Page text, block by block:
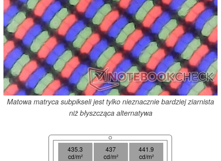
Matowa matryca subpikseli jest tylko nieznacznie bardziej ziarnista
niż błyszcząca alternatywa
435.3
cd/m²
437
cd/m²
441.9
cd/m²